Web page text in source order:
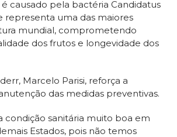
causado pela bactéria Candidatus
representa uma das maiores
mundial, comprometendo
dos frutos e longevidade dos
Marcelo Parisi, reforça a
das medidas preventivas.
condição sanitária muito boa em
Estados, pois não temos